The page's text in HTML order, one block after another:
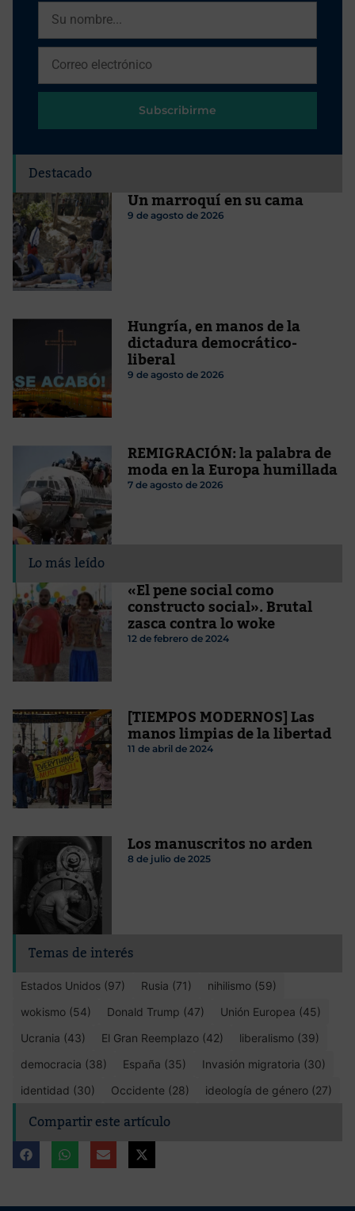
Subscribirme
Destacado
Un marroquí en su cama
9 de agosto de 2026
Hungría, en manos de la
dictadura democrático-
liberal
9 de agosto de 2026
REMIGRACIÓN: la palabra de
moda en la Europa humillada
7 de agosto de 2026
Lo más leído
«El pene social como
constructo social». Brutal
zasca contra lo woke
12 de febrero de 2024
[TIEMPOS MODERNOS] Las
manos limpias de la libertad
11 de abril de 2024
Los manuscritos no arden
8 de julio de 2025
Temas de interés
Estados Unidos (97) Rusia (71)
nihilismo (59)
wokismo (54)
Donald Trump (47)
Unión Europea (45)
Ucrania (43)
El Gran Reemplazo (42)
liberalismo (39)
democracia (38)
España (35)
Invasión migratoria (30)
identidad (30)
Occidente (28) ideología de género (27)
Compartir este artículo